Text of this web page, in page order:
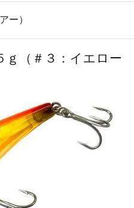
ー）
（＃３：イエロー